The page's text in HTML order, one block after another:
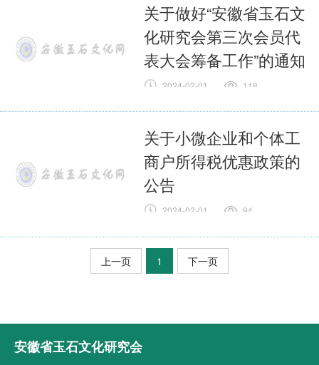
关于做好“安徽省玉石文
化研究会第三次会员代
表大会筹备工作”的通知
2024-02-01 118
关于小微企业和个体工
商户所得税优惠政策的
公告
2024-02-01 94
上一页
1 下一页
安徽省玉石文化研究会